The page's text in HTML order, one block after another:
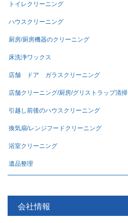
トイレクリーニング
ハウスクリーニング
厨房/厨房機器のクリーニング
床洗浄ワックス
店舗 ドア ガラスクリーニング
店舗クリーニング/厨房/グリストラップ清掃
引越し前後のハウスクリーニング
換気扇/レンジフードクリーニング
浴室クリーニング
遺品整理
会社情報